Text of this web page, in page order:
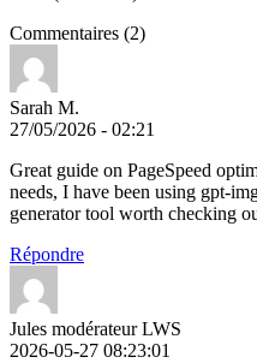
Commentaires (2)
Sarah M.
27/05/2026 - 02:21
Great guide on PageSpeed
needs, I have been using gpt-
generator tool worth checking
Répondre
Jules modérateur LWS
2026-05-27 08:23:01